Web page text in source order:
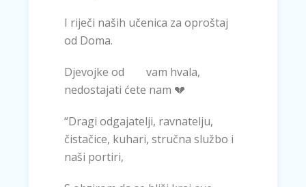
I riječi naših učenica za oproštaj
od Doma.
Djevojke od
vam hvala,
nedostajati ćete nam 💔
“Dragi odgajatelji, ravnatelju,
čistačice, kuhari, stručna službo i
naši portiri,